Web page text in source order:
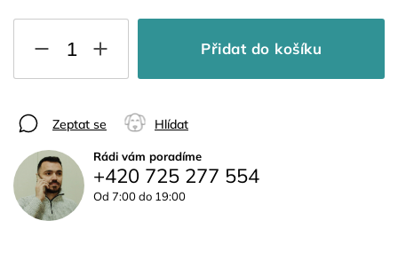
Přidat do košíku
Zeptat se Hlídat
Rádi vám poradíme
+420 725 277 554
Od 7:00 do 19:00